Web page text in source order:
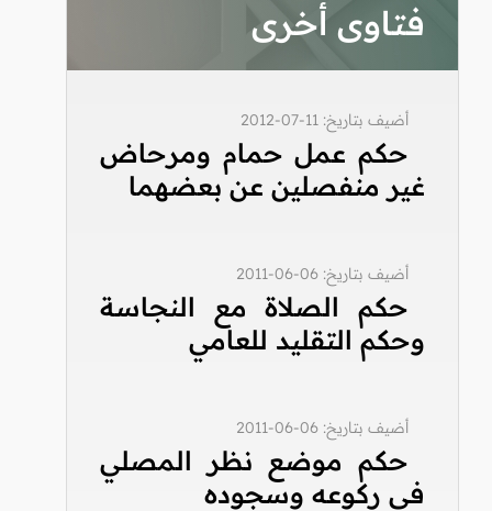
فتاوى أخرى
أضيف بتاريخ: 11-07-2012
حكم عمل حمام ومرحاض
غير منفصلين عن بعضهما
أضيف بتاريخ: 06-06-2011
حكم الصلاة مع النجاسة
وحكم التقليد للعامي
أضيف بتاريخ: 06-06-2011
حكم موضع نظر المصلي
في ركوعه وسجوده